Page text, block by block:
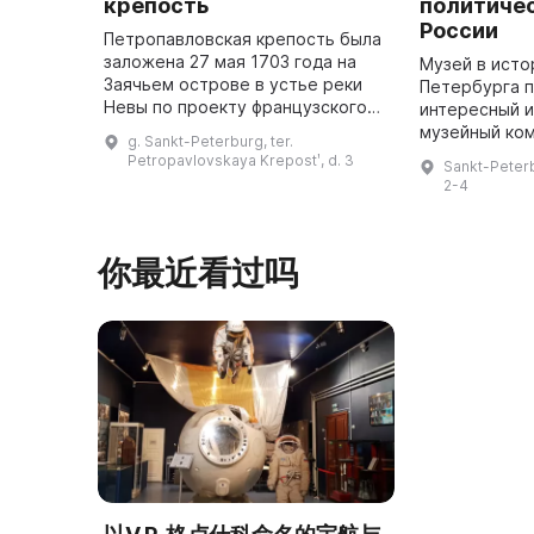
крепость
Петропавловская крепость была
заложена 27 мая 1703 года на
Заячьем острове в устье реки
Невы по проекту французского
участием Петра I. Она имеет
шестиконечную форму и состоит
g. Sankt-Peterburg, ter.
Petropavlovskaya Krepostʹ, d. 3
России
Музей в
Петербурга
интересный
музейный
трагедиям,
Sankt-
2-4
你最近看过吗